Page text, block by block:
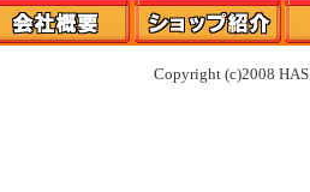
Copyright (c)2008